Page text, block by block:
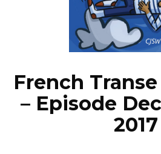
French
– Episode
2017